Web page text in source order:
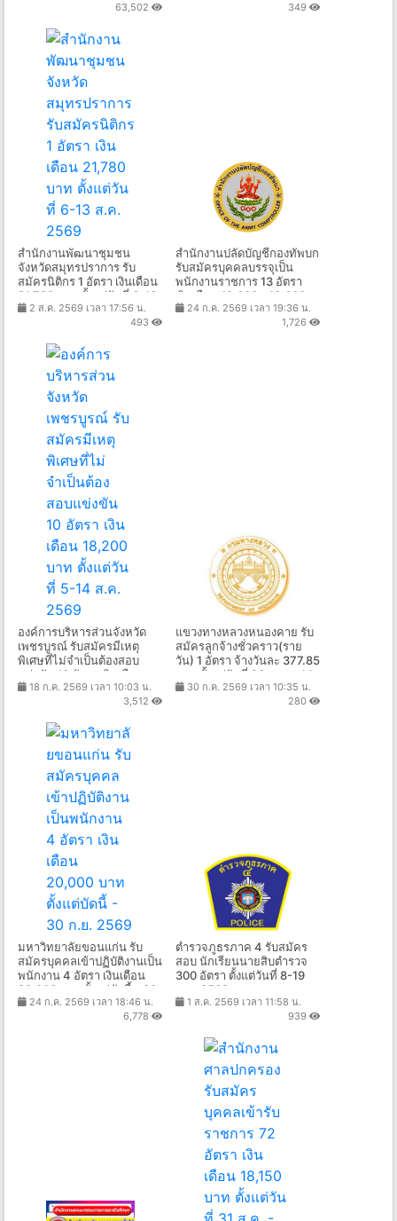
ประเทศ เช็คได้เลยที่นี่63,502 349
สำนักงานพัฒนาชุมชน
จังหวัดสมุทรปราการ รับ
สมัครนิติกร 1 อัตรา เงินเดือน
21,780 บาท ตั้งแต่วันที่ 6-13
ส.ค. 2569
2 ส.ค. 2569 เวลา 17:56 น.
493
สำนักงานปลัดบัญชีกองทัพบก
รับสมัครบุคคลบรรจุเป็น
พนักงานราชการ 13 อัตรา
เงินเดือน 12,630 - 13,660
บาท ตั้งแต่วันที่ 3 - 7 ส.ค.
24 ก.ค. 2569 เวลา 19:36 น.
1,726
องค์การบริหารส่วนจังหวัด
เพชรบูรณ์ รับสมัครมีเหตุ
พิเศษที่ไม่จำเป็นต้องสอบ
แข่งขัน 10 อัตรา เงินเดือน
18,200 บาท ตั้งแต่วันที่ 5-14
18 ก.ค. 2569 เวลา 10:03 น.
3,512
แขวงทางหลวงหนองคาย รับ
สมัครลูกจ้างชั่วคราว(ราย
วัน) 1 อัตรา จ้างวันละ 377.85
บาท ตั้งแต่วันที่ 23 ก.ค. - 14
ส.ค. 2569
30 ก.ค. 2569 เวลา 10:35 น.
280
มหาวิทยาลัยขอนแก่น รับ
สมัครบุคคลเข้าปฏิบัติงานเป็น
พนักงาน 4 อัตรา เงินเดือน
20,000 บาท ตั้งแต่บัดนี้ - 30
ก.ย. 2569
24 ก.ค. 2569 เวลา 18:46 น.
6,778
ตำรวจภูธรภาค 4 รับสมัคร
สอบ นักเรียนนายสิบตำรวจ
300 อัตรา ตั้งแต่วันที่ 8-19
ส.ค. 2569
1 ส.ค. 2569 เวลา 11:58 น.
939